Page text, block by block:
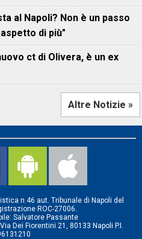
al Napoli? Non è un passo
di più"
ct di Olivera, è un ex
Altre Notizie »
n.46 aut. Tribunale di Napoli del
ROC-27006.
Salvatore Passante
Dei Fiorentini 21, 80133 Napoli P.I.